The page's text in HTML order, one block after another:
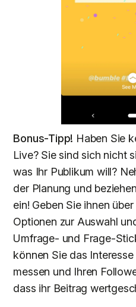
Bonus-Tipp! Haben Sie
Live? Sie sind sich nicht
was Ihr Publikum will?
der Planung und
ein! Geben Sie ihnen
Optionen zur Auswahl
Umfrage- und Frage-
können Sie das
messen und Ihren
dass ihr Beitrag